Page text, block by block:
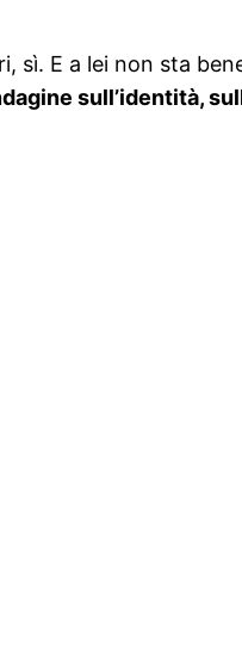
sì. E a lei non sta
sull’identità,